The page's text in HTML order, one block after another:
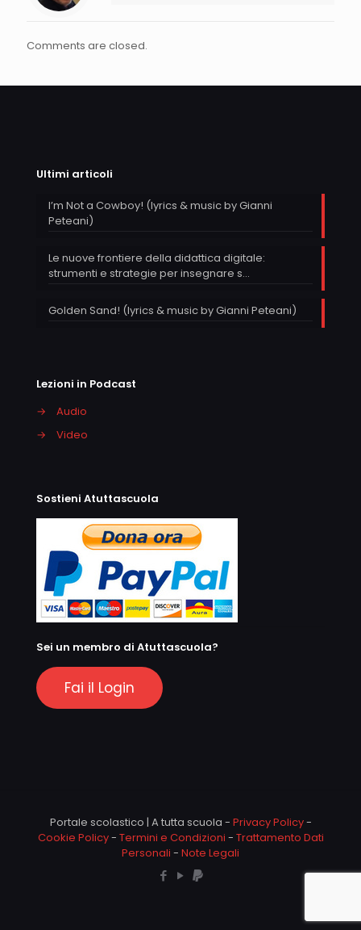
Comments are closed.
Ultimi articoli
I’m Not a Cowboy! (lyrics & music by Gianni
Peteani)
Le nuove frontiere della didattica digitale:
strumenti e strategie per insegnare s…
Golden Sand! (lyrics & music by Gianni Peteani)
Lezioni in Podcast
→
Audio
→
Video
Sostieni Atuttascuola
Sei un membro di Atuttascuola?
Fai il Login
Portale scolastico | A tutta scuola - Privacy Policy-
Cookie Policy- Termini e Condizioni - Trattamento Dati
Personali - Note Legali